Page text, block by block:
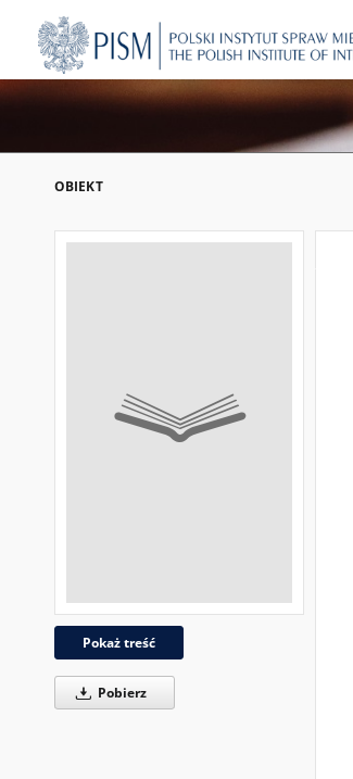
OBIEKT
Pokaż treść
Pobierz